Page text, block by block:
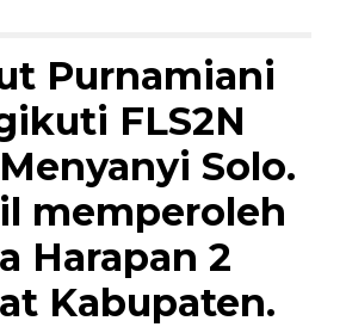
Purnamiani
FLS2N
Solo.
memperoleh
Harapan 2
Kabupaten.